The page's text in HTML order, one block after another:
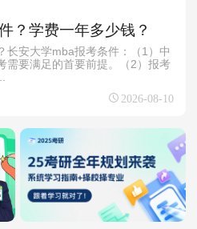
？学费一年多少钱？
长安大学mba报考条件：（1）中
需要满足的首要前提。（2）报考
2026-08-10